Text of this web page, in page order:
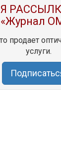
«Журнал
продает
услуги.